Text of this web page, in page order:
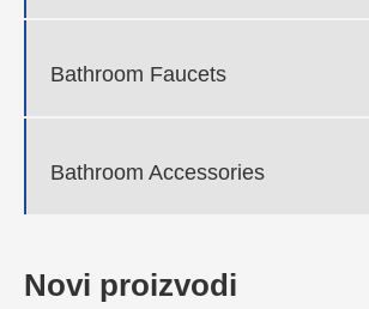
Bathroom Faucets
Bathroom Accessories
Novi proizvodi